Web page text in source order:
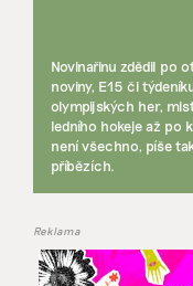
Novinařinu zdědil po
noviny, E15 či
olympijských her,
ledního hokeje až po
není všechno, píše
příbězích.
Reklama